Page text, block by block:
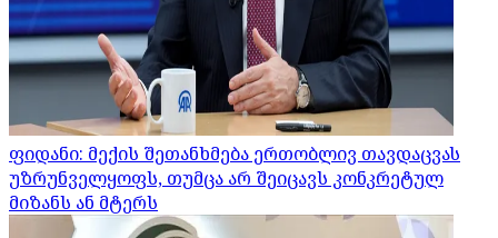
ფიდანი: მექის შეთანხმება ერთობლივ თავდაცვას
უზრუნველყოფს, თუმცა არ შეიცავს კონკრეტულ
მიზანს ან მტერს